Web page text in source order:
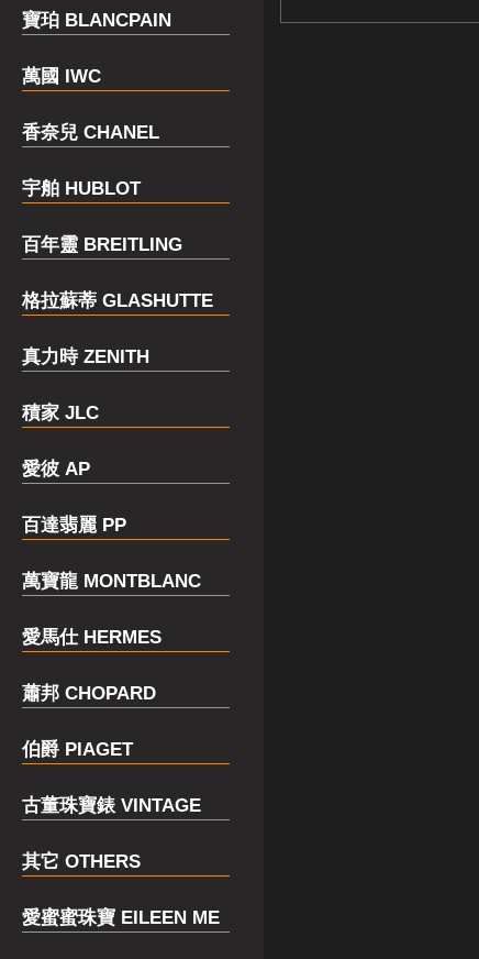
寶珀 BLANCPAIN
萬國 IWC
香奈兒 CHANEL
宇舶 HUBLOT
百年靈 BREITLING
格拉蘇蒂 GLASHUTTE
真力時 ZENITH
積家 JLC
愛彼 AP
百達翡麗 PP
萬寶龍 MONTBLANC
愛馬仕 HERMES
蕭邦 CHOPARD
伯爵 PIAGET
古董珠寶錶 VINTAGE
其它 OTHERS
愛蜜蜜珠寶 EILEEN ME